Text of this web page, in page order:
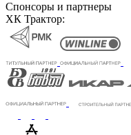
Спонсоры и партнеры
ХК Трактор: